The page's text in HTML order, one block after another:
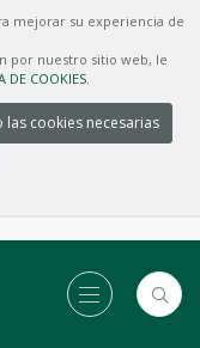
mejorar su experiencia de
por nuestro sitio web, le
DE COOKIES.
las cookies necesarias